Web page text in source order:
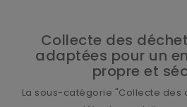
Collecte des
adaptées pour un
propre et
La sous-catégorie "Collecte des